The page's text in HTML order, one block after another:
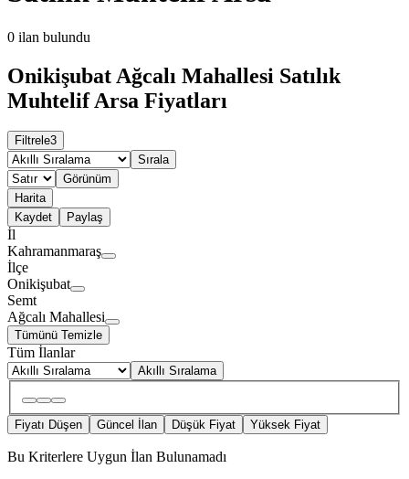
0 ilan bulundu
Onikişubat Ağcalı Mahallesi Satılık
Muhtelif Arsa Fiyatları
Filtrele3
Sırala
Görünüm
Harita
Kaydet
Paylaş
İl
Kahramanmaraş
İlçe
Onikişubat
Semt
Ağcalı Mahallesi
Tümünü Temizle
Tüm İlanlar
Akıllı Sıralama
Fiyatı Düşen Güncel İlan Düşük Fiyat Yüksek Fiyat
Bu Kriterlere Uygun İlan Bulunamadı